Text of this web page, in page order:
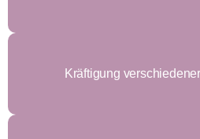
Kräftigung